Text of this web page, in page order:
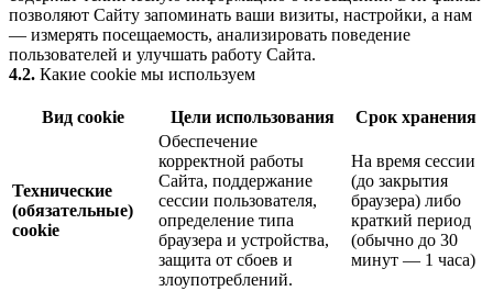
позволяют Сайту запоминать ваши визиты, настройки, а нам
— измерять посещаемость, анализировать поведение
пользователей и улучшать работу Сайта.
4.2. Какие cookie мы используем
Вид cookie Цели использования Срок хранения
Технические
(обязательные)
cookie
Обеспечение
корректной работы
Сайта, поддержание
сессии пользователя,
определение типа
браузера и устройства,
защита от сбоев и
злоупотреблений.
На время сессии
(до закрытия
браузера) либо
краткий период
(обычно до 30
минут — 1 часа)